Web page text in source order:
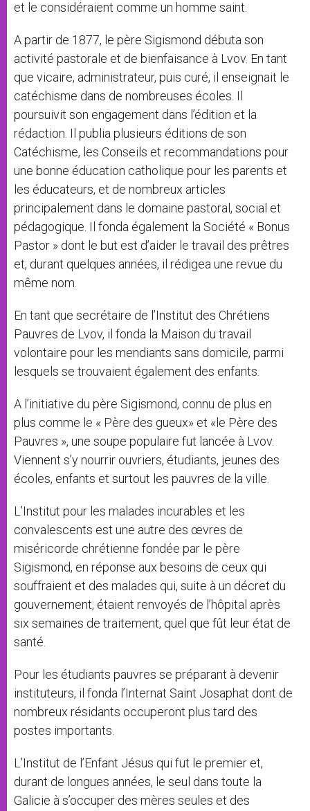
et le considéraient comme un homme saint.
A partir de 1877, le père Sigismond débuta son
activité pastorale et de bienfaisance à Lvov. En tant
que vicaire, administrateur, puis curé, il enseignait le
catéchisme dans de nombreuses écoles. Il
poursuivit son engagement dans l’édition et la
rédaction. Il publia plusieurs éditions de son
Catéchisme, les Conseils et recommandations pour
une bonne éducation catholique pour les parents et
les éducateurs, et de nombreux articles
principalement dans le domaine pastoral, social et
pédagogique. Il fonda également la Société « Bonus
Pastor » dont le but est d’aider le travail des prêtres
et, durant quelques années, il rédigea une revue du
même nom.
En tant que secrétaire de l’Institut des Chrétiens
Pauvres de Lvov, il fonda la Maison du travail
volontaire pour les mendiants sans domicile, parmi
lesquels se trouvaient également des enfants.
A l’initiative du père Sigismond, connu de plus en
plus comme le « Père des gueux» et «le Père des
Pauvres », une soupe populaire fut lancée à Lvov.
Viennent s’y nourrir ouvriers, étudiants, jeunes des
écoles, enfants et surtout les pauvres de la ville.
L’Institut pour les malades incurables et les
convalescents est une autre des œvres de
miséricorde chrétienne fondée par le père
Sigismond, en réponse aux besoins de ceux qui
souffraient et des malades qui, suite à un décret du
gouvernement, étaient renvoyés de l’hôpital après
six semaines de traitement, quel que fût leur état de
santé.
Pour les étudiants pauvres se préparant à devenir
instituteurs, il fonda l’Internat Saint Josaphat dont de
nombreux résidants occuperont plus tard des
postes importants.
L’Institut de l’Enfant Jésus qui fut le premier et,
durant de longues années, le seul dans toute la
Galicie à s’occuper des mères seules et des